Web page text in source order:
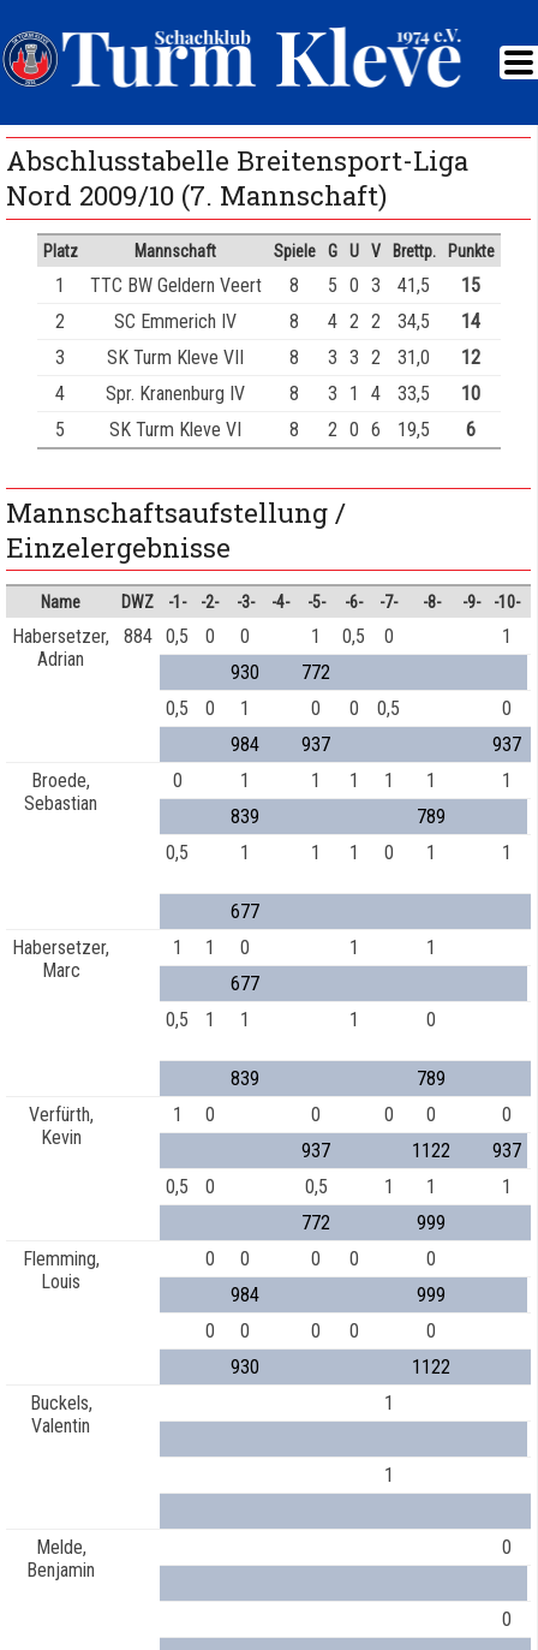
Abschlusstabelle Breitensport-Liga
Nord 2009/10 (7. Mannschaft)
Platz Mannschaft Spiele G U V Brettp. Punkte
1 TTC BW Geldern Veert 8 5 0 3 41,5
15
2
SC Emmerich IV 8 4 2 2 34,5
14
3
SK Turm Kleve VII 8 3 3 2 31,0
12
4
Spr. Kranenburg IV 8 3 1 4 33,5
10
5
SK Turm Kleve VI 8 2 0 6 19,5 6
Mannschaftsaufstellung /
Einzelergebnisse
Name DWZ -1- -2- -3- -4- -5- -6- -7- -8- -9- -10-
Habersetzer,
Adrian
884 0,5 0 0 1 0,5 0
1
930
772
0,5
0 1 0 0 0,5 0
984
937
937
Broede,
Sebastian
0 1 1 1 1 1
1
839
789
0,5
1 1 1 0 1 1
677
Habersetzer,
Marc
1 1 0 1
1
677
0,5
1 1 1 0
839
789
Verfürth,
Kevin
1 0 0 0 0
0
937
1122
937
0,5
0 0,5 1 1 1
772
999
Flemming,
Louis
0 0 0 0
0
984
999
0
0 0 0 0
930
1122
Buckels,
Valentin
1
1
Melde,
Benjamin
0
0